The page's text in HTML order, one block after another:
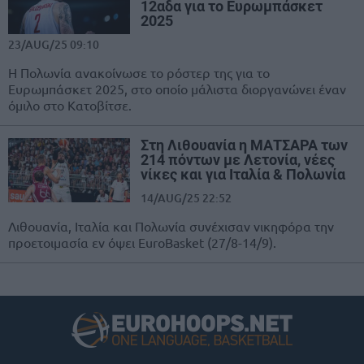
12αδα για το Ευρωμπάσκετ
2025
23/AUG/25 09:10
Η Πολωνία ανακοίνωσε το ρόστερ της για το
Ευρωμπάσκετ 2025, στο οποίο μάλιστα διοργανώνει έναν
όμιλο στο Κατοβίτσε.
Στη Λιθουανία η ΜΑΤΣΑΡΑ των
214 πόντων με Λετονία, νέες
νίκες και για Ιταλία & Πολωνία
14/AUG/25 22:52
Λιθουανία, Ιταλία και Πολωνία συνέχισαν νικηφόρα την
προετοιμασία εν όψει EuroBasket (27/8-14/9).